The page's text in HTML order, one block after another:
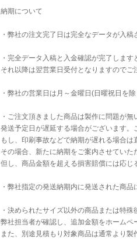
納期について
・弊社の注文完了日は完全なデータが入
・完全データ入稿と入金確認が完了しま
それ以降は翌営業日受付となりますのでご
・弊社の営業日は月～金曜日(日曜祝日を
・ご注文頂きました商品は製作に問題が
発送予定日が遅延する場合がございます
もし、印刷事故などで納期が遅れる場合
その場合、新たに納期をご案内させてい
但し、商品金額を超える損害賠償には応
・弊社指定の発送納期内に発送された商
・決められたサイズ以外の商品または特
弊社担当者が確認し、追加金額をホーム
また、別途見積もり対象商品は通常より